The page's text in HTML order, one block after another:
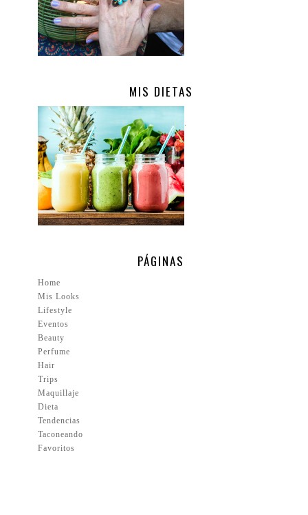
MIS DIETAS
PÁGINAS
Home
Mis Looks
Lifestyle
Eventos
Beauty
Perfume
Hair
Trips
Maquillaje
Dieta
Tendencias
Taconeando
Favoritos